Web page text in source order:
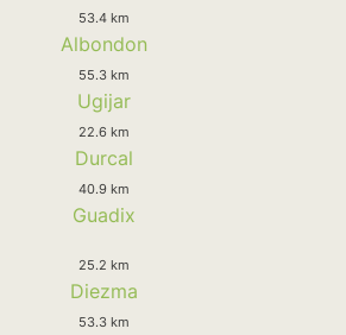
53.4 km
Albondon
55.3 km
Ugijar
22.6 km
Durcal
40.9 km
Guadix
25.2 km
Diezma
53.3 km